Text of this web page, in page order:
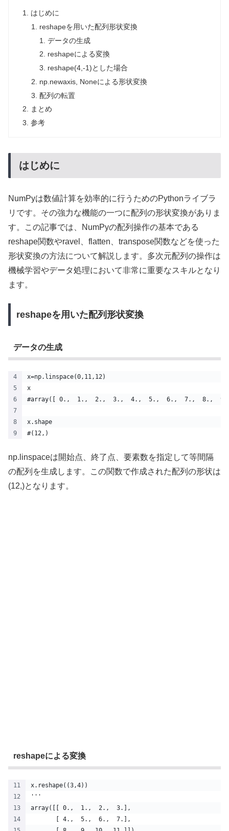
はじめに
reshapeを用いた配列形状変換
データの生成
reshapeによる変換
reshape(4,-1)とした場合
np.newaxis, Noneによる形状変換
配列の転置
まとめ
参考
はじめに
NumPyは数値計算を効率的に行うためのPythonライブラ
リです。その強力な機能の一つに配列の形状変換がありま
す。この記事では、NumPyの配列操作の基本である
reshape関数やravel、flatten、transpose関数などを使った
形状変換の方法について解説します。多次元配列の操作は
機械学習やデータ処理において非常に重要なスキルとなり
ます。
reshapeを用いた配列形状変換
データの生成
x=np.linspace(0,11,12)
x
#array([ 0.,  1.,  2.,  3.,  4.,  5.,  6.,  7.,  8.,
x.shape
#(12,)
np.linspaceは開始点、終了点、要素数を指定して等間隔
の配列を生成します。この関数で作成された配列の形状は
(12,)となります。
reshapeによる変換
x.reshape((3,4))
'''
array([[ 0.,  1.,  2.,  3.],
       [ 4.,  5.,  6.,  7.],